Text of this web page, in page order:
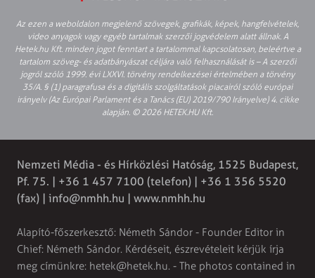
Az ezen a weboldalon megjelenő szövegek, grafikák, képek, hangfelvételek,
video anyagok vagy egyéb tartalmak szerzői jogvédelem alatt állnak. A
Hetek.hu Kft. minden jogot fenntart a tartalommal kapcsolatosan, beleértve a
tartalom szöveg- és adatbányászat céljára való felhasználását is – A szerzői
jogról szóló 1999. évi LXXVI. törvény rendelkezései értelmében a törvény
35/A. § (1) paragrafusa és a digitális szolgáltatások piacairól szóló európai
irányelv (Az Európai Parlament és a Tanács (EU) 2019/790 Irányelve) 4. cikke
alapján. © 2026 HETEK.HU Kft.
Nemzeti Média - és Hírközlési Hatóság, 1525 Budapest,
Pf. 75. | +36 1 457 7100 (telefon) | +36 1 356 5520
(fax) | info@nmhh.hu | www.nmhh.hu
Alapító-főszerkesztő: Németh Sándor - Founder Editor in
Chief: Németh Sándor. Kérdéseit, észrevételeit kérjük írja
meg címünkre: hetek@hetek.hu. - The photos contained in